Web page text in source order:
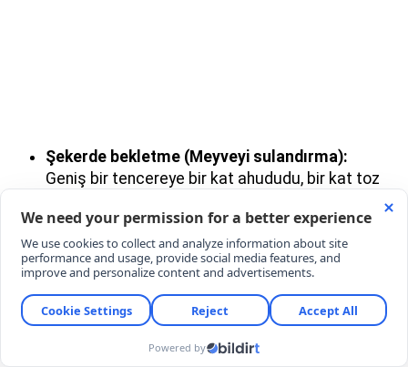
Şekerde bekletme (Meyveyi sulandırma):
Geniş bir tencereye bir kat ahududu, bir kat toz
Tencerenin kapağını kapatıp meyvelerin kendi
suyunu salması için en az 4-5 saat (tercihen bir
gece) bekletin.
Pişirme aşaması:
Kendi suyuyla sulanan
tencereyi orta ateşe alın. Kaynamaya
başlayınca ocağın altını kısın. Çıkan köpükleri